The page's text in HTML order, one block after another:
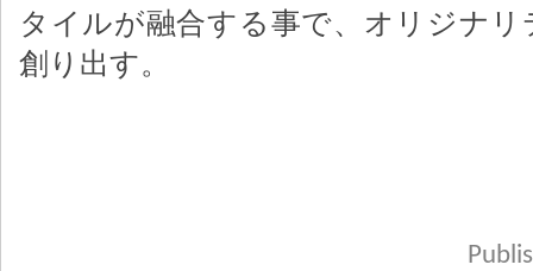
タイルが融合する事で、オリジナ
創り出す。